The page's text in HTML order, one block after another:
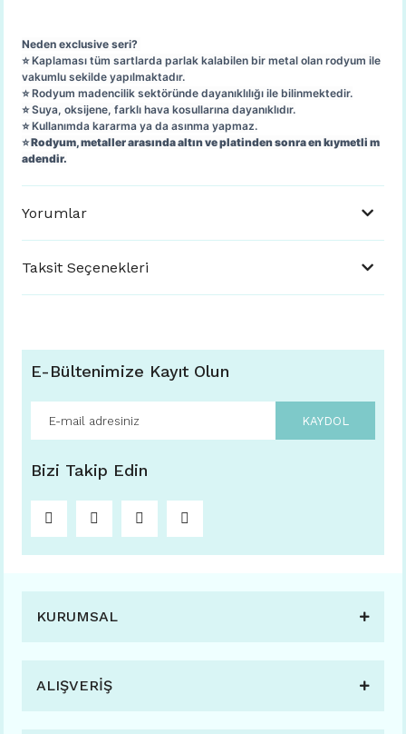
Neden exclusive seri?
⭐️ Kaplaması tüm sartlarda parlak kalabilen bir metal olan rodyum ile
vakumlu sekilde yapılmaktadır.
⭐️ Rodyum madencilik sektöründe dayanıklılığı ile bilinmektedir.
⭐️ Suya, oksijene, farklı hava kosullarına dayanıklıdır.
⭐️ Kullanımda kararma ya da asınma yapmaz.
⭐️Rodyum, metaller arasında altın ve platinden sonra en kıymetli m
adendir.
Yorumlar
Taksit Seçenekleri
E-Bültenimize Kayıt Olun
KAYDOL
Bizi Takip Edin
KURUMSAL
ALIŞVERİŞ